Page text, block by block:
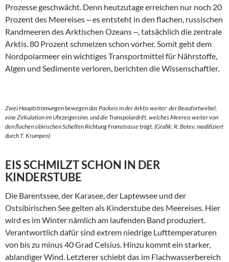
Prozesse geschwächt. Denn heutzutage erreichen nur noch 20
Prozent des Meereises ‒ es entsteht in den flachen, russischen
Randmeeren des Arktischen Ozeans ‒, tatsächlich die zentrale
Arktis. 80 Prozent schmelzen schon vorher. Somit geht dem
Nordpolarmeer ein wichtiges Transportmittel für Nährstoffe,
Algen und Sedimente verloren, berichten die Wissenschaftler.
Zwei Hauptströmungen bewegen das Packeis in der Arktis weiter: der Beaufortwirbel,
eine Zirkulation im Uhrzeigersinn, und die Transpolardrift, welches Meereis weiter von
den flachen sibirischen Schelfen Richtung Framstrasse trägt. (Grafik: R. Botev, modifiziert
durch T. Krumpen)
EIS SCHMILZT SCHON IN DER
KINDERSTUBE
Die Barentssee, der Karasee, der Laptewsee und der
Ostsibirischen See gelten als Kinderstube des Meereises. Hier
wird es im Winter nämlich am laufenden Band produziert.
Verantwortlich dafür sind extrem niedrige Lufttemperaturen
von bis zu minus 40 Grad Celsius. Hinzu kommt ein starker,
ablandiger Wind. Letzterer schiebt das im Flachwasserbereich